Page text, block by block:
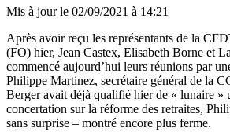
Mis à jour le 02/09/2021 à 14:21
Après avoirreçu les représentants de la
(FO) hier, Jean Castex, Elisabeth Borne et
commencé aujourd’hui leurs réunions par
Philippe Martinez, secrétaire général de la
Berger avait déjà qualifié hier de « lunaire »
concertation sur la réforme des retraites,
sans surprise – montré encore plus ferme.